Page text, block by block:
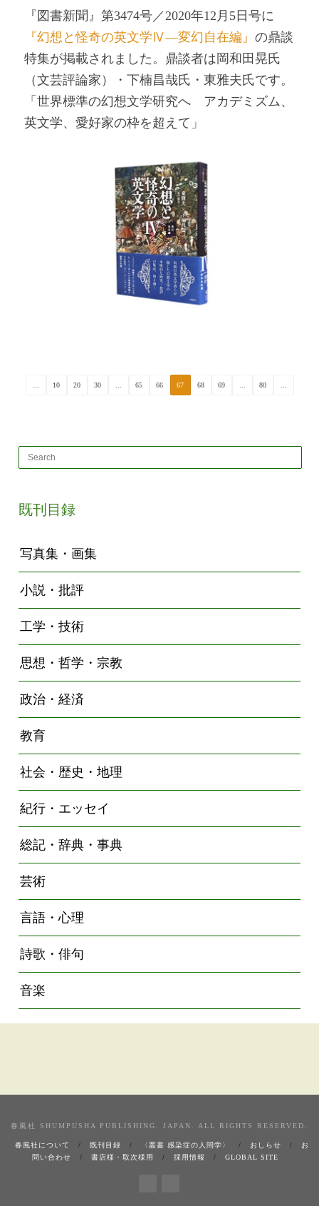
『図書新聞』第3474号／2020年12月5日号に
『幻想と怪奇の英文学Ⅳ―変幻自在編』の鼎談
特集が掲載されました。鼎談者は岡和田晃氏
（文芸評論家）・下楠昌哉氏・東雅夫氏です。
「世界標準の幻想文学研究へ アカデミズム、
英文学、愛好家の枠を超えて」
10 20 30 65 66 67 68 69 80
既刊目録
写真集・画集
小説・批評
工学・技術
思想・哲学・宗教
政治・経済
教育
社会・歴史・地理
紀行・エッセイ
総記・辞典・事典
芸術
言語・心理
詩歌・俳句
音楽
春風社 SHUMPUSHA PUBLISHING. JAPAN. ALL RIGHTS RESERVED.
春風社について 既刊目録 〈叢書 感染症の人間学〉 おしらせ
お
問い合わせ
書店様・取次様用 採用情報 GLOBAL SITE